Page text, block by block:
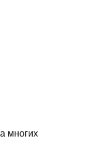
многих